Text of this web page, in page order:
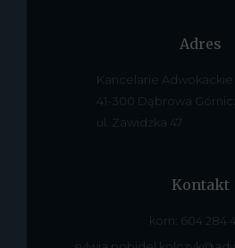
Adres
Kancelarie Adwokackie
41-300 Dąbrowa
ul. Zawidzka 47
Kontakt
kom: 604 284